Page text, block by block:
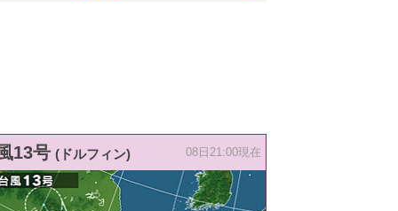
13号 (ドルフィン) 08日21:00現在